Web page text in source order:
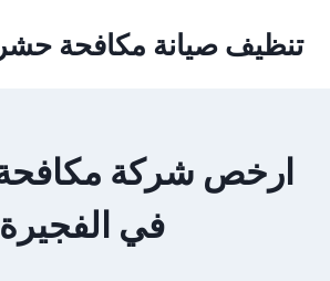
تنظيف صيانة مكافحة
ارخص شركة مكافحة
في الفجيرة